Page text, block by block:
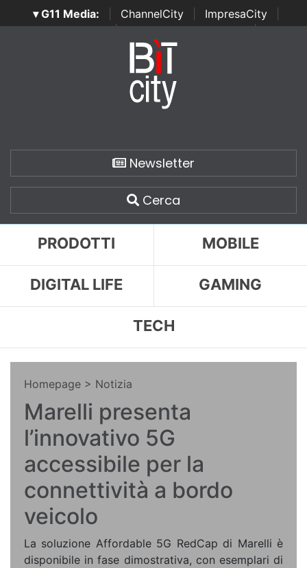
▾ G11 Media: ChannelCity ImpresaCity
SecurityOpenLab | Italian Channel Awards | Italian
Italian Security Awards
Newsletter
Cerca
PRODOTTI MOBILE
DIGITAL LIFE GAMING
TECH
Homepage > Notizia
Marelli presenta
l’innovativo 5G
accessibile per la
connettività a bordo
veicolo
La soluzione Affordable 5G RedCap di Marelli è
disponibile in fase dimostrativa, con esemplari di